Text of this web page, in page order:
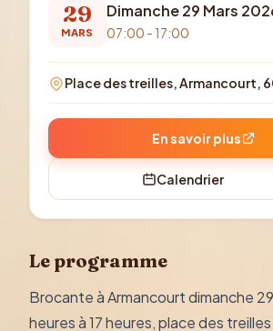
29
MARS
Dimanche 29 Mars
07:00 - 17:00
Place des treilles, Armancourt,
En savoir plus
Calendrier
Le programme
Brocante à Armancourt dimanche
heures à 17 heures, place des